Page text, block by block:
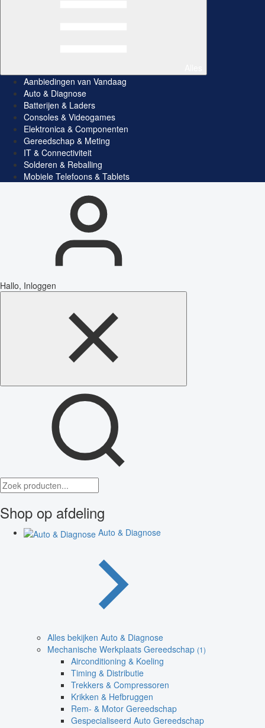
Aanbiedingen van Vandaag
Auto & Diagnose
Batterijen & Laders
Consoles & Videogames
Elektronica & Componenten
Gereedschap & Meting
IT & Connectiviteit
Solderen & Reballing
Mobiele Telefoons & Tablets
Hallo, Inloggen
Shop op afdeling
Auto & Diagnose
Alles bekijken Auto & Diagnose
Mechanische Werkplaats Gereedschap (1)
Airconditioning & Koeling
Timing & Distributie
Trekkers & Compressoren
Krikken & Hefbruggen
Rem- & Motor Gereedschap
Gespecialiseerd Auto Gereedschap